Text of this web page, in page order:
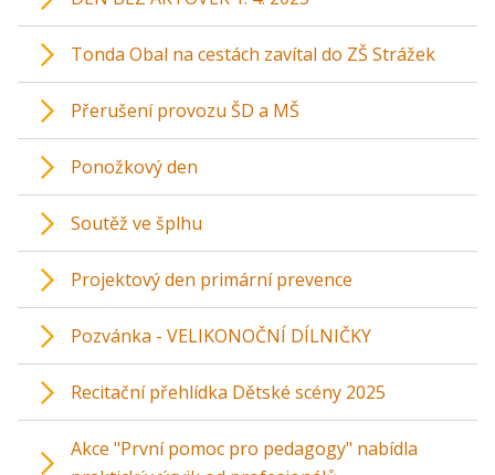
Tonda Obal na cestách zavítal do ZŠ Strážek
Přerušení provozu ŠD a MŠ
Ponožkový den
Soutěž ve šplhu
Projektový den primární prevence
Pozvánka - VELIKONOČNÍ DÍLNIČKY
Recitační přehlídka Dětské scény 2025
Akce "První pomoc pro pedagogy" nabídla